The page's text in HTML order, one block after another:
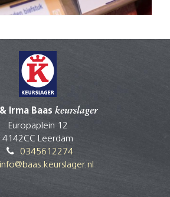
Irma Baas keurslager
Europaplein 12
4142CC Leerdam
0345612274
info@baas.keurslager.nl